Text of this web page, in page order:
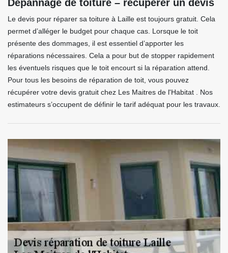
Dépannage de toiture – récupérer un devis
Le devis pour réparer sa toiture à Laille est toujours gratuit. Cela
permet d’alléger le budget pour chaque cas. Lorsque le toit
présente des dommages, il est essentiel d’apporter les
réparations nécessaires. Cela a pour but de stopper rapidement
les éventuels risques que le toit encourt si la réparation attend.
Pour tous les besoins de réparation de toit, vous pouvez
récupérer votre devis gratuit chez Les Maitres de l'Habitat . Nos
estimateurs s’occupent de définir le tarif adéquat pour les travaux.